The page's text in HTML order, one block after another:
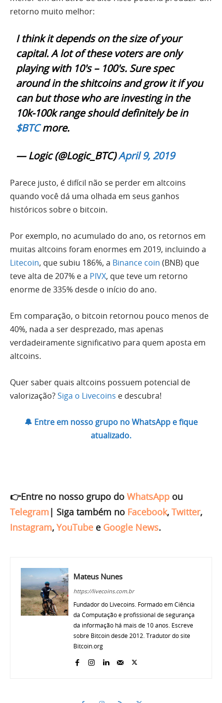
retorno muito melhor:
I think it depends on the size of your
capital. A lot of these voters are only
playing with 10's – 100's. Sure spec
around in the shitcoins and grow it if you
can but those who are investing in the
10k-100k range should definitely be in
$BTCmore.
— Logic (@Logic_BTC)April 9, 2019
Parece justo, é difícil não se perder em altcoins
quando você dá uma olhada em seus ganhos
históricos sobre o bitcoin.
Por exemplo, no acumulado do ano, os retornos em
muitas altcoins foram enormes em 2019, incluindo a
Litecoin, que subiu 186%, a Binance coin (BNB) que
teve alta de 207% e a PIVX, que teve um retorno
enorme de 335% desde o início do ano.
Em comparação, o bitcoin retornou pouco menos de
40%, nada a ser desprezado, mas apenas
verdadeiramente significativo para quem aposta em
altcoins.
Quer saber quais altcoins possuem potencial de
valorização?Siga o Livecoins e descubra!
🔔 Entre em nosso grupo no WhatsApp e fique
atualizado.
👉Entre no nosso grupo do WhatsApp ou
Telegram | Siga também no Facebook, Twitter,
Instagram, YouTube e Google News.
Mateus Nunes
https://livecoins.com.br
Fundador do Livecoins. Formado em Ciência
da Computação e profissional de segurança
da informação há mais de 10 anos. Escreve
sobre Bitcoin desde 2012. Tradutor do site
Bitcoin.org